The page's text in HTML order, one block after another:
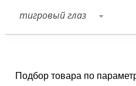
тигровый глаз
Подбор товара по